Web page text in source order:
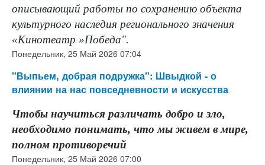
описывающий работы по сохранению объекта
культурного наследия регионального значения
«Кинотеатр »Победа".
Понедельник, 25 Май 2026 07:04
"Выпьем, добрая подружка": Швыдкой - о
влиянии на нас повседневности и искусства
Чтобы научиться различать добро и зло,
необходимо понимать, что мы живем в мире,
полном противоречий
Понедельник, 25 Май 2026 07:00